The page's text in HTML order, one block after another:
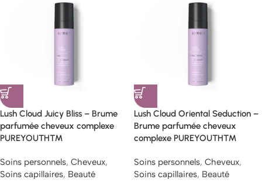
Lush Cloud Juicy Bliss – Brume
parfumée cheveux complexe
PUREYOUTH™
Soins personnels, Cheveux,
Soins capillaires, Beauté
Lush Cloud Oriental Seduction –
Brume parfumée cheveux
complexe PUREYOUTH™
Soins personnels, Cheveux,
Soins capillaires, Beauté